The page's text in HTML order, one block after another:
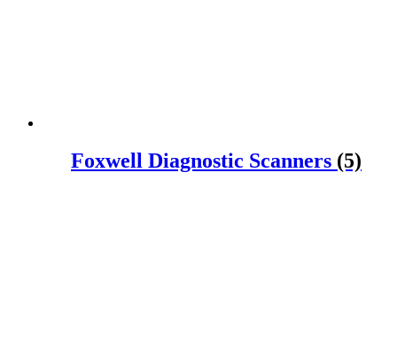
Foxwell Diagnostic Scanners (5)